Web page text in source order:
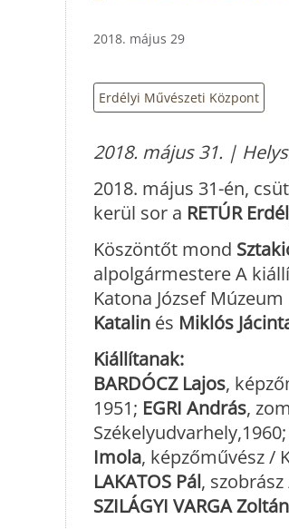
2018. május 29
Erdélyi Művészeti Központ
2018. május 31. |
2018. május 31-én,
kerül sor a RETÚR
Köszöntőt mond
alpolgármestere A
Katona József
Katalin és Miklós
Kiállítanak:
BARDÓCZ Lajos,
1951; EGRI András,
Székelyudvarhely,1960;
Imola, képzőművész /
LAKATOS Pál,
SZILÁGYI VARGA Zoltán